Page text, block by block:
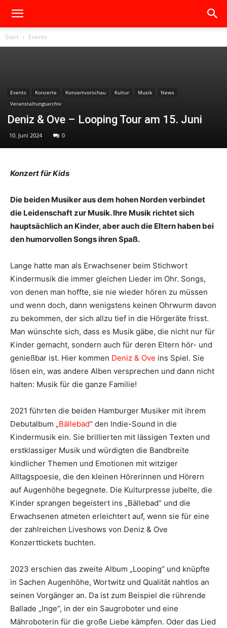
Start Events
Events Konzerte Konzertvorschau Kultur Musik
News
Veranstaltungsarchiv
Deniz & Ove – Looping Tour am 15. Juni
10. Juni 2024 0
Konzert für Kids
Die beiden Musiker aus dem hohen Norden verbindet
die Leidenschaft zur Musik. Ihre Musik richtet sich
hauptsächlich an Kinder, aber auch die Eltern haben bei
den humorvollen Songs ihren Spaß.
Lange hatte man als Erwachsener beim Stichwort
Kindermusik die immer gleichen Lieder im Ohr. Songs,
von denen man hoffte, sie nie wieder hören zu müssen
und wenn doch, dann wenigstens keinen Ohrwurm davon
zu bekommen, der sich allzu tief in die Hörgeräte frisst.
Man wünschte sich, dass es Musik gäbe, die nicht nur für
Kinder gemacht, sondern auch für deren Eltern hör- und
genießbar ist. Hier kommen Deniz & Ove ins Spiel. Sie
lösen ein, was andere Alben versprechen und dann nicht
halten: Musik für die ganze Familie!
2021 führten die beiden Hamburger Musiker mit ihrem
Debutalbum „Bällebad“ den Indie-Sound in die
Kindermusik ein. Sie brillierten mit lässigen Texten und
erstklassiger Musik und würdigten die Bandbreite
kindlicher Themen und Emotionen mit witziger
Alltagspoesie, die den kleinen Hörerinnen und Hörern
auf Augenhöhe begegnete. Die Kulturpresse jubelte, die
Kinder sprangen begeistert ins „Bällebad“ und die
Erwachsenen atmeten erleichtert auf, wenn sie für eine
der zahlreichen Liveshows von Deniz & Ove
Konzerttickets buchten.
2023 erschien das zweite Album „Looping“ und knüpfte
in Sachen Augenhöhe, Wortwitz und Qualität nahtlos an
seinen Vorgänger an. Da ist zum Beispiel die rührende
Ballade „Inge“, in der ein Saugroboter und eine
Mähroboterin für die große Liebe kämpfen. Oder das Lied